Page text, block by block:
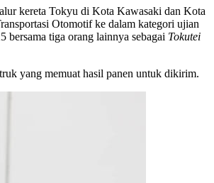
kereta Tokyu di Kota Kawasaki dan Kota
Otomotif ke dalam kategori ujian
bersama tiga orang lainnya sebagai Tokutei
yang memuat hasil panen untuk dikirim.